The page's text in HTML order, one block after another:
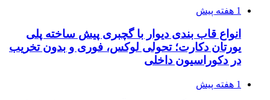
1 هفته پیش
انواع قاب بندی دیوار با گچبری پیش ساخته پلی
یورتان دکارت؛ تحولی لوکس، فوری و بدون تخریب
در دکوراسیون داخلی
1 هفته پیش